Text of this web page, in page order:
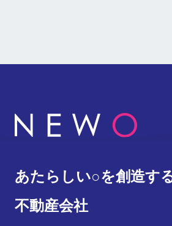
あたらしい○を創造す
不動産会社